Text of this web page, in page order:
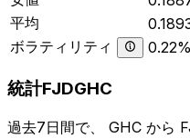
平均
ボラティリティ
0.22%
統計FJDGHC
過去7日間で、 GHC から